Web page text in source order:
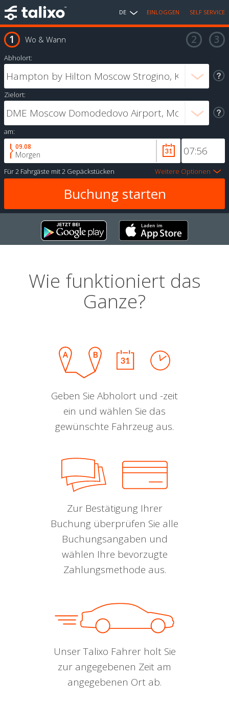
DE EINLOGGEN SELF SERVICE
Wo & Wann
Abholort:
Zielort:
am:
09.08
Morgen
Für2 Fahrgäste mit2 Gepäckstücken Weitere Optionen
Wie funktioniert das
Ganze?
Geben Sie Abholort und -zeit
ein und wählen Sie das
gewünschte Fahrzeug aus.
Zur Bestätigung Ihrer
Buchung überprüfen Sie alle
Buchungsangaben und
wählen Ihre bevorzugte
Zahlungsmethode aus.
Unser Talixo Fahrer holt Sie
zur angegebenen Zeit am
angegebenen Ort ab.